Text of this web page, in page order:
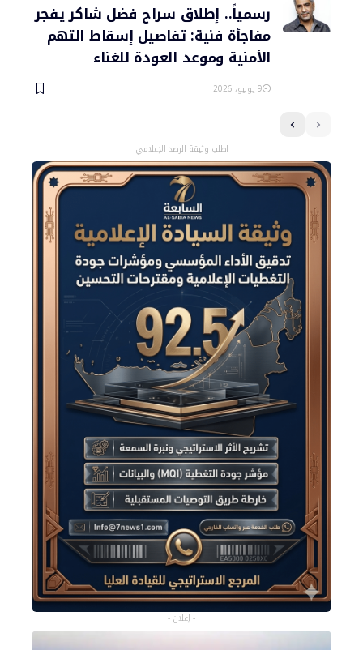
رسمياً.. إطلاق سراح فضل شاكر يفجر
مفاجأة فنية: تفاصيل إسقاط التهم
الأمنية وموعد العودة للغناء
9 يوليو، 2026
اطلب وثيقة الرصد الإعلامي
- إعلان -